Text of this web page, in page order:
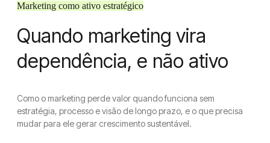
Marketing como ativo estratégico
Quando marketing vira
dependência, e não ativo
Como o marketing perde valor quando funciona sem
estratégia, processo e visão de longo prazo, e o que precisa
mudar para ele gerar crescimento sustentável.